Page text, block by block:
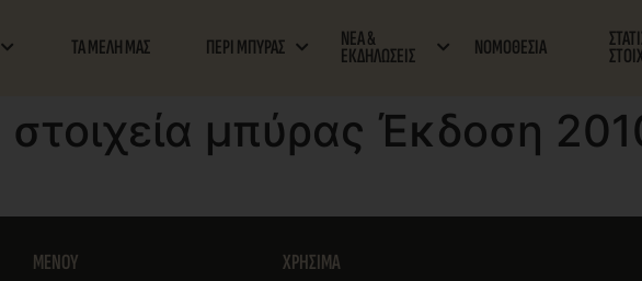
ΤΑ ΜΕΛΗ ΜΑΣ ΠΕΡΙ ΜΠΥΡΑΣ ΝΕΑ &
ΕΚΔΗΛΩΣΕΙΣ ΝΟΜΟΘΕΣΙΑ
στοιχεία μπύρας Έκδοση
MENOY XΡΗΣΙΜΑ